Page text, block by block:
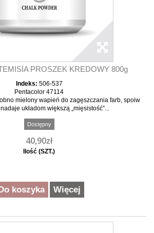
PROSZEK KREDOWY 800g
Indeks: 506-537
Pentacolor 47114
mielony wapień do zagęszczania farb, spoiw
układom większą „mięsistość”...
Dostępny
40,90zł
Ilość (SZT.)
Do koszyka Więcej